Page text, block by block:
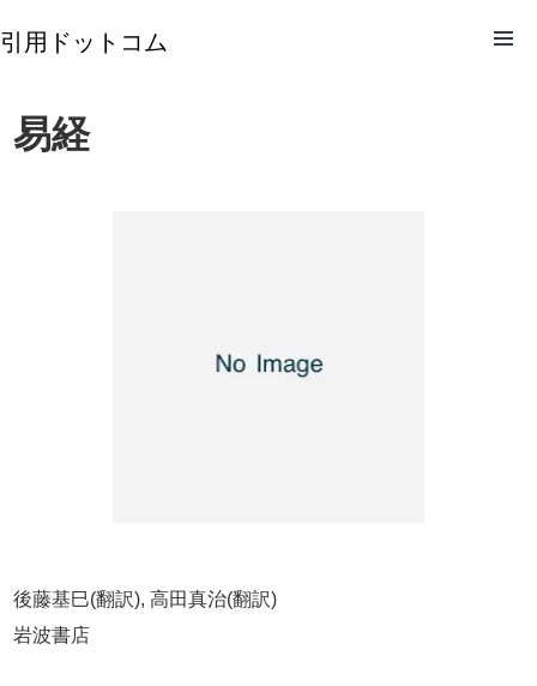
引用ドットコム
易経
後藤基巳(翻訳), 高田真治(翻訳)
岩波書店